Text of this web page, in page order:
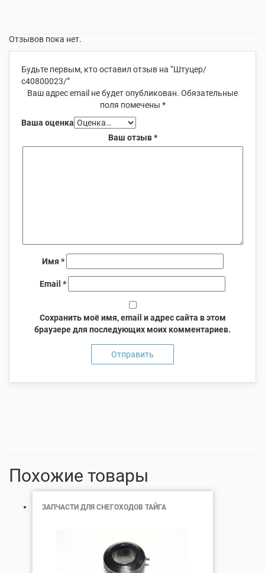
Отзывов пока нет.
Будьте первым, кто оставил отзыв на “Штуцер/
с40800023/”
Ваш адрес email не будет опубликован. Обязательные
поля помечены *
Ваша оценка
Ваш отзыв*
Имя *
Email *
Сохранить моё имя, email и адрес сайта в этом
браузере для последующих моих комментариев.
Похожие товары
ЗАПЧАСТИ ДЛЯ СНЕГОХОДОВ ТАЙГА